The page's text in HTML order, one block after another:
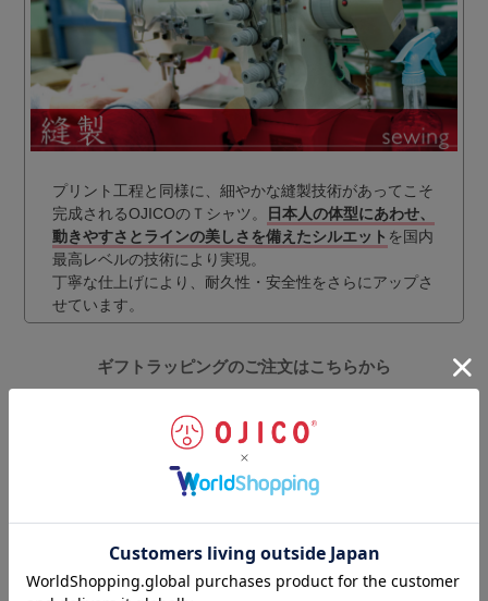
プリント工程と同様に、細やかな縫製技術があってこそ
完成されるOJICOのＴシャツ。
日本人の体型にあわせ、
動きやすさとラインの美しさを備えたシルエット を国内
最高レベルの技術により実現。
丁寧な仕上げにより、耐久性・安全性をさらにアップさ
せています。
ギフトラッピングのご注文はこちらから